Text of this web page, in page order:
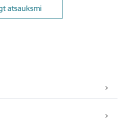
atsauksmi